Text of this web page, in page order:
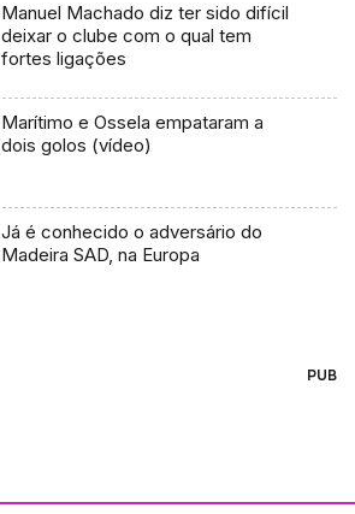
Manuel Machado diz ter sido difícil
deixar o clube com o qual tem
fortes ligações
Marítimo e Ossela empataram a
dois golos (vídeo)
Já é conhecido o adversário do
Madeira SAD, na Europa
PUB